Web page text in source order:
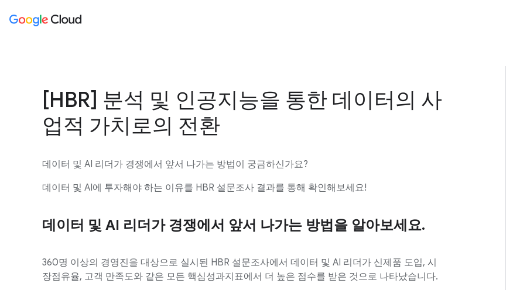
[HBR] 분석 및 인공지능을 통한 데이터의 사
업적 가치로의 전환
데이터 및 AI 리더가 경쟁에서 앞서 나가는 방법이 궁금하신가요?
데이터 및 AI에 투자해야 하는 이유를 HBR 설문조사 결과를 통해 확인해보세요!
데이터 및 AI 리더가 경쟁에서 앞서 나가는 방법을 알아보세요.
360명 이상의 경영진을 대상으로 실시된 HBR 설문조사에서 데이터 및 AI 리더가 신제품 도입, 시
장점유율, 고객 만족도와 같은 모든 핵심성과지표에서 더 높은 점수를 받은 것으로 나타났습니다.